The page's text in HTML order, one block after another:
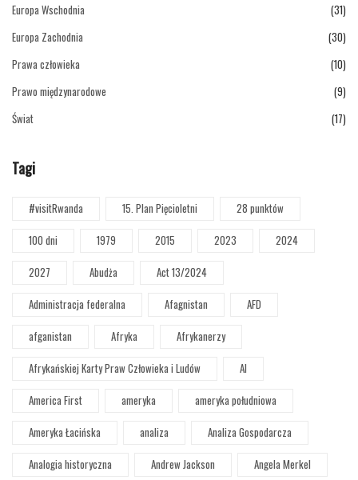
Europa Wschodnia
(31)
Europa Zachodnia
(30)
Prawa człowieka
(10)
Prawo międzynarodowe
(9)
Świat
(17)
Tagi
#visitRwanda 15. Plan Pięcioletni
28 punktów
100 dni
1979 2015 2023
2024
2027
Abudża
Act 13/2024
Administracja federalna
Afagnistan
AFD
afganistan
Afryka
Afrykanerzy
Afrykańskiej Karty Praw Człowieka i Ludów
AI
America First
ameryka
ameryka południowa
Ameryka Łacińska
analiza
Analiza Gospodarcza
Analogia historyczna
Andrew Jackson
Angela Merkel